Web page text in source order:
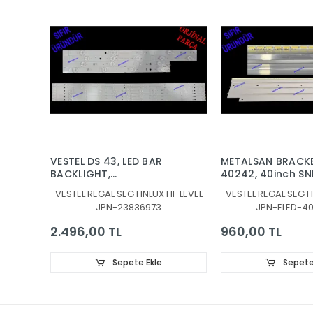
VESTEL DS 43, LED BAR
BACKLIGHT,
M_V04, JL.D430B1330-
078BS-M_V03,
30108746CA11 ,
30108747CB11
VESTEL REGAL SEG FINLUX HI-LEVEL
JPN-23836973
2.496,00 TL
Sepete Ekle
METALSAN
40242, 40inch
131219, 30080939
VESTEL REGAL SEG
JPN-ELED-
960,00 TL